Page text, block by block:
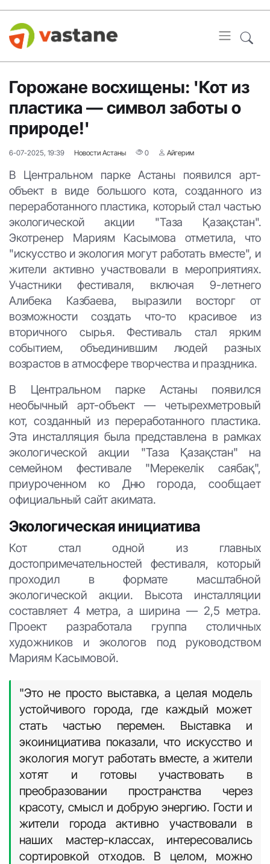
Горожане восхищены: 'Кот из
пластика — символ заботы о
природе!'
6-07-2025, 19:39 Новости Астаны 0 Айгерим
В Центральном парке Астаны появился арт-
объект в виде большого кота, созданного из
переработанного пластика, который стал частью
экологической акции "Таза Қазақстан".
Экотренер Мариям Касымова отметила, что
"искусство и экология могут работать вместе", и
жители активно участвовали в мероприятиях.
Участники фестиваля, включая 9-летнего
Алибека Казбаева, выразили восторг от
возможности создать что-то красивое из
вторичного сырья. Фестиваль стал ярким
событием, объединившим людей разных
возрастов в атмосфере творчества и праздника.
В Центральном парке Астаны появился
необычный арт-объект — четырехметровый
кот, созданный из переработанного пластика.
Эта инсталляция была представлена в рамках
экологической акции "Таза Қазақстан" на
семейном фестивале "Мерекелік саябақ",
приуроченном ко Дню города, сообщает
официальный сайт акимата.
Экологическая инициатива
Кот стал одной из главных
достопримечательностей фестиваля, который
проходил в формате масштабной
экологической акции. Высота инсталляции
составляет 4 метра, а ширина — 2,5 метра.
Проект разработала группа столичных
художников и экологов под руководством
Мариям Касымовой.
"Это не просто выставка, а целая модель
устойчивого города, где каждый может
стать частью перемен. Выставка и
экоинициатива показали, что искусство и
экология могут работать вместе, а жители
хотят и готовы участвовать в
преобразовании пространства через
красоту, смысл и добрую энергию. Гости и
жители города активно участвовали в
наших мастер-классах, интересовались
сортировкой отходов. В целом, можно